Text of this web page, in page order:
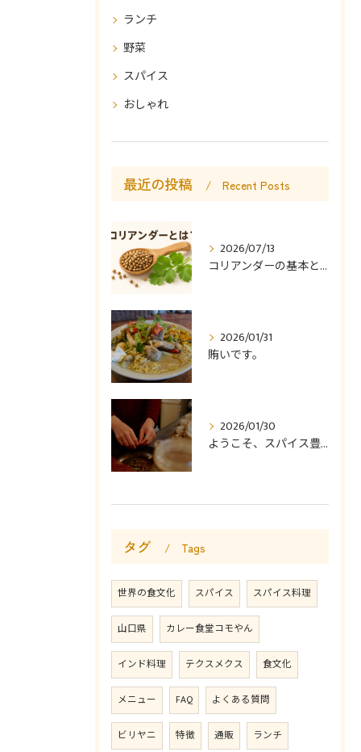
ランチ
野菜
スパイス
おしゃれ
最近の投稿 Recent Posts
2026/07/13
コリアンダーの基本と使い方
2026/01/31
賄いです。
2026/01/30
ようこそ、スパイス豊かなカレー食堂コモやんへ。
タグ Tags
世界の食文化 スパイス スパイス料理
山口県 カレー食堂コモやん
インド料理 テクスメクス 食文化
メニュー FAQ よくある質問
ビリヤニ 特徴 通販 ランチ